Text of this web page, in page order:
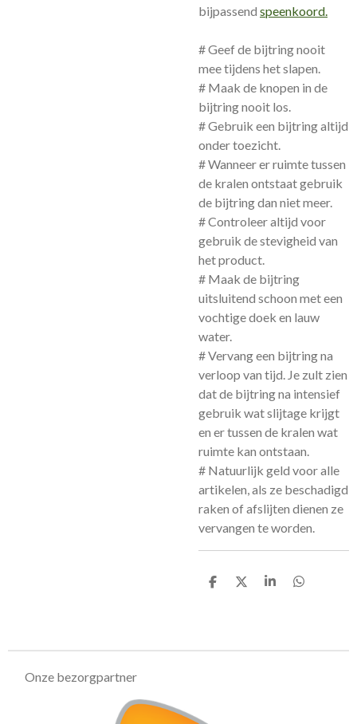
bijpassend speenkoord.
# Geef de bijtring nooit
mee tijdens het slapen.
# Maak de knopen in de
bijtring nooit los.
# Gebruik een bijtring altijd
onder toezicht.
# Wanneer er ruimte tussen
de kralen ontstaat gebruik
de bijtring dan niet meer.
# Controleer altijd voor
gebruik de stevigheid van
het product.
# Maak de bijtring
uitsluitend schoon met een
vochtige doek en lauw
water.
# Vervang een bijtring na
verloop van tijd. Je zult zien
dat de bijtring na intensief
gebruik wat slijtage krijgt
en er tussen de kralen wat
ruimte kan ontstaan.
# Natuurlijk geld voor alle
artikelen, als ze beschadigd
raken of afslijten dienen ze
vervangen te worden.
D
D
S
D
Onze bezorgpartner